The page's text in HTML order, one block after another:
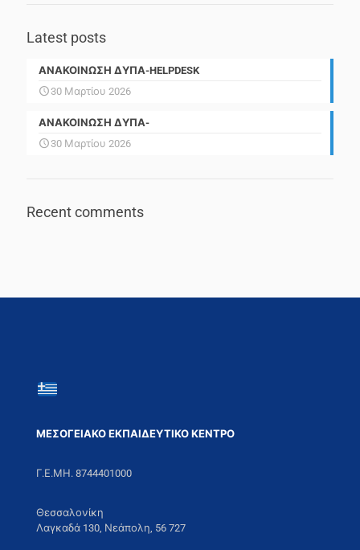
Latest posts
ΑΝΑΚΟΙΝΩΣΗ ΔΥΠΑ-HELPDESK
30 Μαρτίου 2026
ΑΝΑΚΟΙΝΩΣΗ ΔΥΠΑ-
30 Μαρτίου 2026
Recent comments
ΜΕΣΟΓΕΙΑΚΟ ΕΚΠΑΙΔΕΥΤΙΚΟ ΚΕΝΤΡΟ
Γ.Ε.ΜΗ. 8744401000
Θεσσαλονίκη
Λαγκαδά 130, Νεάπολη, 56 727